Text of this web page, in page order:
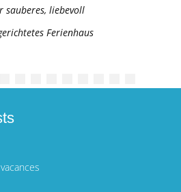
sauberes, liebevoll
Ferienhaus